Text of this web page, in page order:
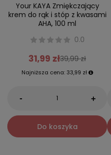
Your KAYA Zmiękczający
krem do rąk i stóp z kwasami
AHA, 100 ml
0.0
31,99 zł39,99 zł
Najniższa cena: 33,99 zł
- +
Do koszyka